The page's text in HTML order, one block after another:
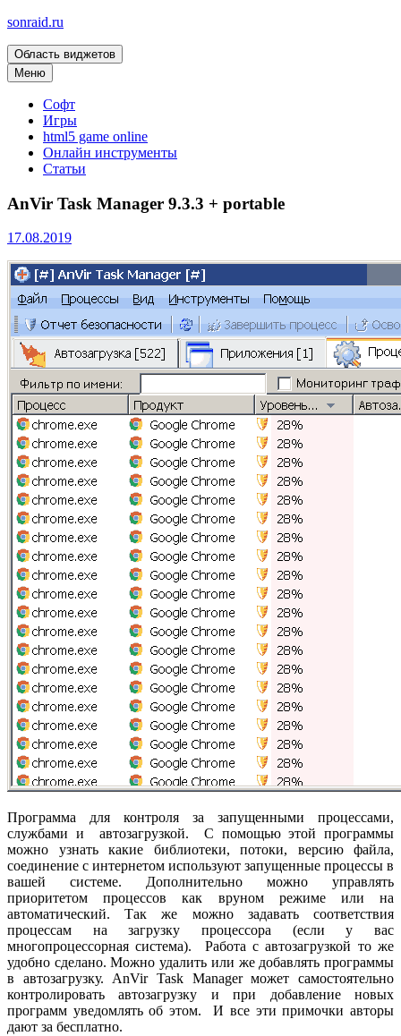
sonraid.ru
Скачивай программы, мини игры
Область виджетов
Меню
Софт
Игры
html5 game online
Онлайн инструменты
Статьи
AnVir Task Manager 9.3.3 + portable
17.08.2019
Программа для контроля за запущенными процессами,
службами и автозагрузкой. С помощью этой программы
можно узнать какие библиотеки, потоки, версию файла,
соединение с интернетом используют запущенные процессы в
вашей системе. Дополнительно можно управлять
приоритетом процессов как вруном режиме или на
автоматический. Так же можно задавать соответствия
процессам на загрузку процессора (если у вас
многопроцессорная система). Работа с автозагрузкой то же
удобно сделано. Можно удалить или же добавлять программы
в автозагрузку. AnVir Task Manager может самостоятельно
контролировать автозагрузку и при добавление новых
программ уведомлять об этом. И все эти примочки авторы
дают за бесплатно.